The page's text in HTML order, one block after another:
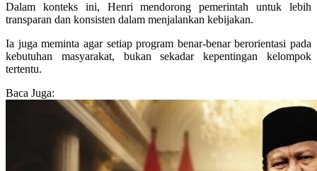
Dalam konteks ini, Henri mendorong pemerintah untuk lebih
transparan dan konsisten dalam menjalankan kebijakan.
Ia juga meminta agar setiap program benar-benar berorientasi pada
kebutuhan masyarakat, bukan sekadar kepentingan kelompok
tertentu.
Baca Juga: